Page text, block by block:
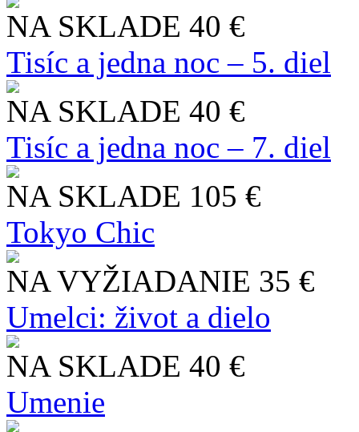
NA SKLADE 40 €
Tisíc a jedna noc – 5. diel
NA SKLADE 40 €
Tisíc a jedna noc – 7. diel
NA SKLADE 105 €
Tokyo Chic
NA VYŽIADANIE 35 €
Umelci: život a dielo
NA SKLADE 40 €
Umenie